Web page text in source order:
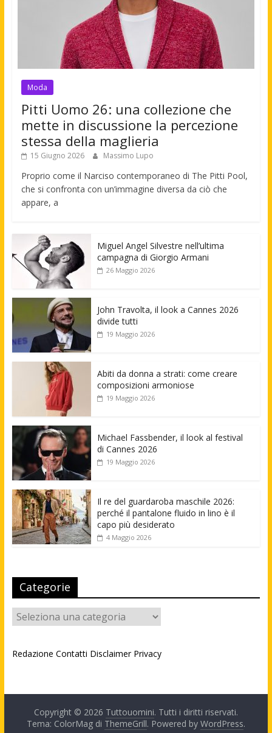
Moda
Pitti Uomo 26: una collezione che
mette in discussione la percezione
stessa della maglieria
15 Giugno 2026 Massimo Lupo
Proprio come il Narciso contemporaneo di The Pitti Pool,
che si confronta con un’immagine diversa da ciò che
appare, a
Miguel Angel Silvestre nell’ultima
campagna di Giorgio Armani
26 Maggio 2026
John Travolta, il look a Cannes 2026
divide tutti
19 Maggio 2026
Abiti da donna a strati: come creare
composizioni armoniose
19 Maggio 2026
Michael Fassbender, il look al festival
di Cannes 2026
19 Maggio 2026
Il re del guardaroba maschile 2026:
perché il pantalone fluido in lino è il
capo più desiderato
4 Maggio 2026
Categorie
Categorie
Redazione Contatti Disclaimer Privacy
Copyright © 2026 Tuttouomini. Tutti i diritti riservati.
Tema: ColorMag di ThemeGrill. Powered by WordPress.